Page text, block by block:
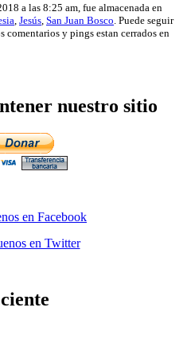
a las 8:25 am, fue almacenada en
Jesús San Juan Bosco . Puede seguir
comentarios y pings estan cerrados en
nuestro sitio